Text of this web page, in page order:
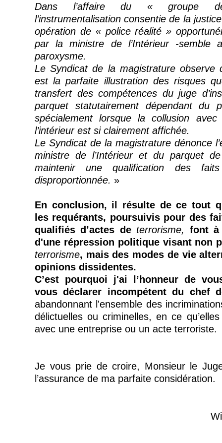
Dans l’affaire du « groupe
l’instrumentalisation consentie de la
opération de « police réalité »
par la ministre de l’Intérieur -semble
paroxysme.
Le Syndicat de la magistrature observe
est la parfaite illustration des risques
transfert des compétences du juge
parquet statutairement dépendant du
spécialement lorsque la collusion
l’intérieur est si clairement affichée.
Le Syndicat de la magistrature dénonce
ministre de l’Intérieur et du parquet
maintenir une qualification des faits
disproportionnée. »
En conclusion, il résulte de ce tout
les requérants, poursuivis pour des
qualifiés d’actes de terrorisme, font à
d'une répression politique visant non
terrorisme, mais des modes de vie
opinions dissidentes.
C’est pourquoi j'ai l’honneur de
vous déclarer incompétent du chef
abandonnant l'ensemble des
délictuelles ou criminelles, en ce
avec une entreprise ou un acte terroriste.
Je vous prie de croire, Monsieur le
l’assurance de ma parfaite considération.